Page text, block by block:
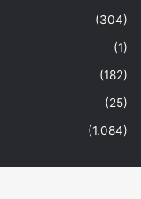
(304)
(1)
(182)
(25)
(1.084)